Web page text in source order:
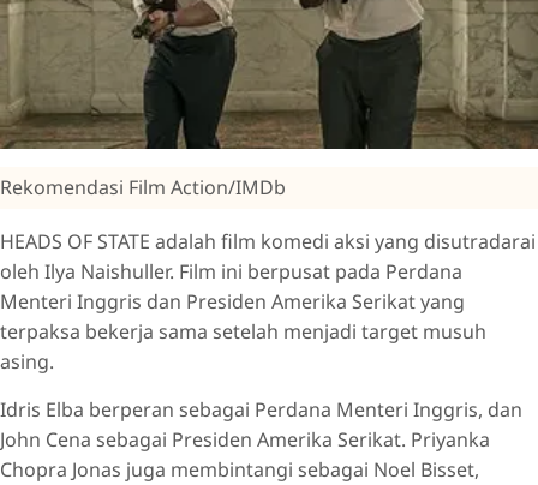
Rekomendasi Film Action/IMDb
HEADS OF STATE adalah film komedi aksi yang disutradarai
oleh Ilya Naishuller. Film ini berpusat pada Perdana
Menteri Inggris dan Presiden Amerika Serikat yang
terpaksa bekerja sama setelah menjadi target musuh
asing.
Idris Elba berperan sebagai Perdana Menteri Inggris, dan
John Cena sebagai Presiden Amerika Serikat. Priyanka
Chopra Jonas juga membintangi sebagai Noel Bisset,